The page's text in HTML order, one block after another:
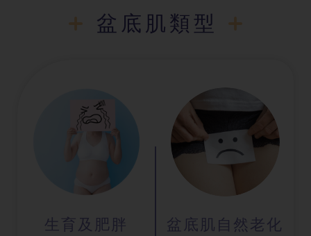
盆底肌類型
生育及肥胖 盆底肌自然老化